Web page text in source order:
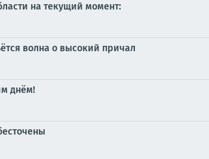
на текущий момент:
волна о высокий причал
днём!